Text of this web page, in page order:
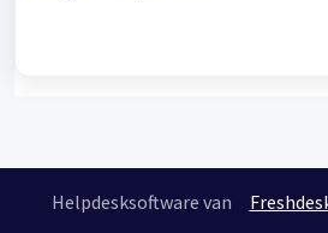
Helpdesksoftware van